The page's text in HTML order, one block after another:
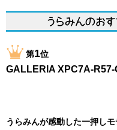
第1位
GALLERIA XPC7A-R57-
うらみんが感動した一押しモ